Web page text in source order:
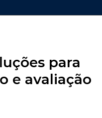
para
e avaliação